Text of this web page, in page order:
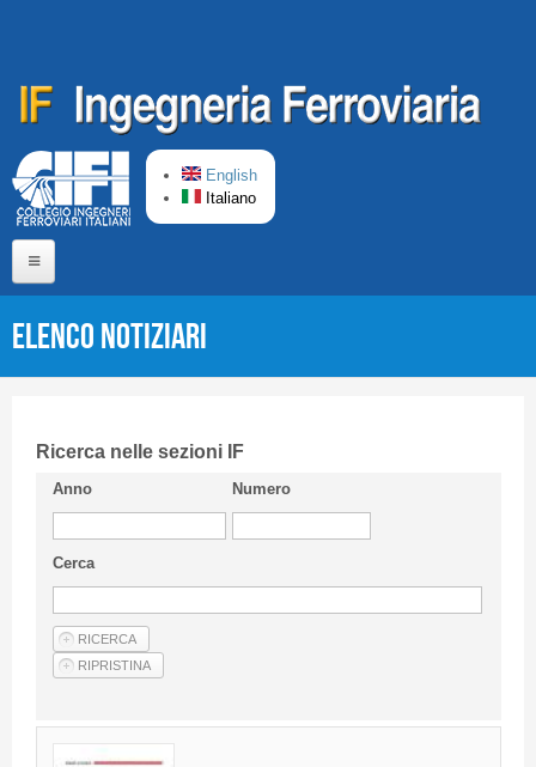
English
Italiano
CIFI in breve
Linee Guida
Privacy Policy
Articoli
Fornitori di prodotti e servizi
Elenco Notiziari
Ricerca nelle sezioni IF
Anno Numero
Cerca